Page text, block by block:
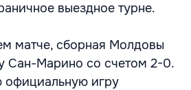
выездное турне.
матче, сборная Молдовы
Сан-Марино со счетом 2-0.
игру